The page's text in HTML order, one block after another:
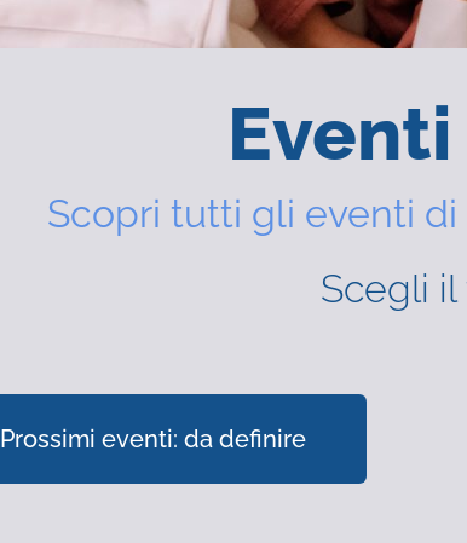
Scopri tutti gli eventi di
Scegli
Prossimi eventi: da definire